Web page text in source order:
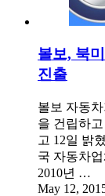
볼보, 북
진출
볼보 자동
을 건립하
고 12일 밝
국 자동차
2010년 …
May 12,